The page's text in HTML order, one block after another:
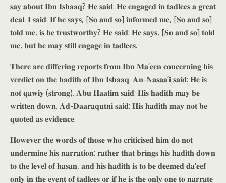
𝐬𝐚𝐲 𝐚𝐛𝐨𝐮𝐭 𝐈𝐛𝐧 𝐈𝐬𝐡𝐚𝐚𝐪? 𝐇𝐞 𝐬𝐚𝐢𝐝: 𝐇𝐞 𝐞𝐧𝐠𝐚𝐠𝐞𝐝 𝐢𝐧 𝐭𝐚𝐝𝐥𝐞𝐞𝐬 𝐚 𝐠𝐫𝐞𝐚𝐭
𝐝𝐞𝐚𝐥. 𝐈 𝐬𝐚𝐢𝐝: 𝐈𝐟 𝐡𝐞 𝐬𝐚𝐲𝐬, [𝐒𝐨 𝐚𝐧𝐝 𝐬𝐨] 𝐢𝐧𝐟𝐨𝐫𝐦𝐞𝐝 𝐦𝐞, [𝐒𝐨 𝐚𝐧𝐝 𝐬𝐨]
𝐭𝐨𝐥𝐝 𝐦𝐞, 𝐢𝐬 𝐡𝐞 𝐭𝐫𝐮𝐬𝐭𝐰𝐨𝐫𝐭𝐡𝐲? 𝐇𝐞 𝐬𝐚𝐢𝐝: 𝐇𝐞 𝐬𝐚𝐲𝐬, [𝐒𝐨 𝐚𝐧𝐝 𝐬𝐨] 𝐭𝐨𝐥𝐝
𝐦𝐞, 𝐛𝐮𝐭 𝐡𝐞 𝐦𝐚𝐲 𝐬𝐭𝐢𝐥𝐥 𝐞𝐧𝐠𝐚𝐠𝐞 𝐢𝐧 𝐭𝐚𝐝𝐥𝐞𝐞𝐬.
𝐓𝐡𝐞𝐫𝐞 𝐚𝐫𝐞 𝐝𝐢𝐟𝐟𝐞𝐫𝐢𝐧𝐠 𝐫𝐞𝐩𝐨𝐫𝐭𝐬 𝐟𝐫𝐨𝐦 𝐈𝐛𝐧 𝐌𝐚‘𝐞𝐞𝐧 𝐜𝐨𝐧𝐜𝐞𝐫𝐧𝐢𝐧𝐠 𝐡𝐢𝐬
𝐯𝐞𝐫𝐝𝐢𝐜𝐭 𝐨𝐧 𝐭𝐡𝐞 𝐡𝐚𝐝𝐢𝐭𝐡 𝐨𝐟 𝐈𝐛𝐧 𝐈𝐬𝐡𝐚𝐚𝐪. 𝐀𝐧-𝐍𝐚𝐬𝐚𝐚’𝐢 𝐬𝐚𝐢𝐝: 𝐇𝐞 𝐢𝐬
𝐧𝐨𝐭 𝐪𝐚𝐰𝐢𝐲 (𝐬𝐭𝐫𝐨𝐧𝐠). 𝐀𝐛𝐮 𝐇𝐚𝐚𝐭𝐢𝐦 𝐬𝐚𝐢𝐝: 𝐇𝐢𝐬 𝐡𝐚𝐝𝐢𝐭𝐡 𝐦𝐚𝐲 𝐛𝐞
𝐰𝐫𝐢𝐭𝐭𝐞𝐧 𝐝𝐨𝐰𝐧. 𝐀𝐝-𝐃𝐚𝐚𝐫𝐚𝐪𝐮𝐭𝐧𝐢 𝐬𝐚𝐢𝐝: 𝐇𝐢𝐬 𝐡𝐚𝐝𝐢𝐭𝐡 𝐦𝐚𝐲 𝐧𝐨𝐭 𝐛𝐞
𝐪𝐮𝐨𝐭𝐞𝐝 𝐚𝐬 𝐞𝐯𝐢𝐝𝐞𝐧𝐜𝐞.
𝐇𝐨𝐰𝐞𝐯𝐞𝐫 𝐭𝐡𝐞 𝐰𝐨𝐫𝐝𝐬 𝐨𝐟 𝐭𝐡𝐨𝐬𝐞 𝐰𝐡𝐨 𝐜𝐫𝐢𝐭𝐢𝐜𝐢𝐬𝐞𝐝 𝐡𝐢𝐦 𝐝𝐨 𝐧𝐨𝐭
𝐮𝐧𝐝𝐞𝐫𝐦𝐢𝐧𝐞 𝐡𝐢𝐬 𝐧𝐚𝐫𝐫𝐚𝐭𝐢𝐨𝐧: 𝐫𝐚𝐭𝐡𝐞𝐫 𝐭𝐡𝐚𝐭 𝐛𝐫𝐢𝐧𝐠𝐬 𝐡𝐢𝐬 𝐡𝐚𝐝𝐢𝐭𝐡 𝐝𝐨𝐰𝐧
𝐭𝐨 𝐭𝐡𝐞 𝐥𝐞𝐯𝐞𝐥 𝐨𝐟 𝐡𝐚𝐬𝐚𝐧, 𝐚𝐧𝐝 𝐡𝐢𝐬 𝐡𝐚𝐝𝐢𝐭𝐡 𝐢𝐬 𝐭𝐨 𝐛𝐞 𝐝𝐞𝐞𝐦𝐞𝐝 𝐝𝐚‘𝐞𝐞𝐟
𝐨𝐧𝐥𝐲 𝐢𝐧 𝐭𝐡𝐞 𝐞𝐯𝐞𝐧𝐭 𝐨𝐟 𝐭𝐚𝐝𝐥𝐞𝐞𝐬 𝐨𝐫 𝐢𝐟 𝐡𝐞 𝐢𝐬 𝐭𝐡𝐞 𝐨𝐧𝐥𝐲 𝐨𝐧𝐞 𝐭𝐨 𝐧𝐚𝐫𝐫𝐚𝐭𝐞